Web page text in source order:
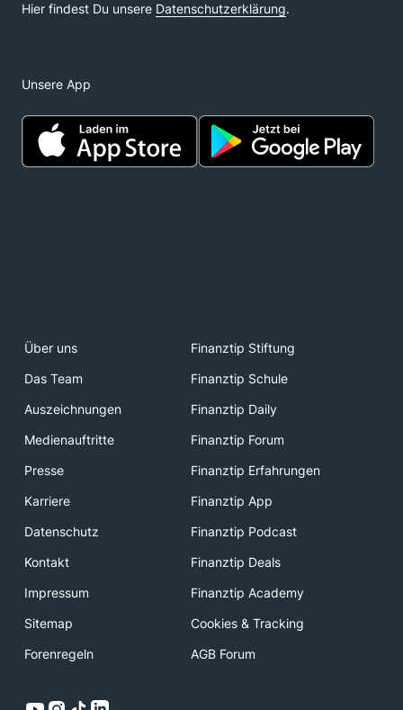
Unsere App
Über uns
Finanztip Stiftung
Das Team
Finanztip Schule
Auszeichnungen
Finanztip Daily
Medienauftritte
Finanztip Forum
Presse
Finanztip Erfahrungen
Karriere
Finanztip App
Datenschutz
Finanztip Podcast
Kontakt
Finanztip Deals
Impressum
Finanztip Academy
Sitemap
Cookies & Tracking
Forenregeln
AGB Forum